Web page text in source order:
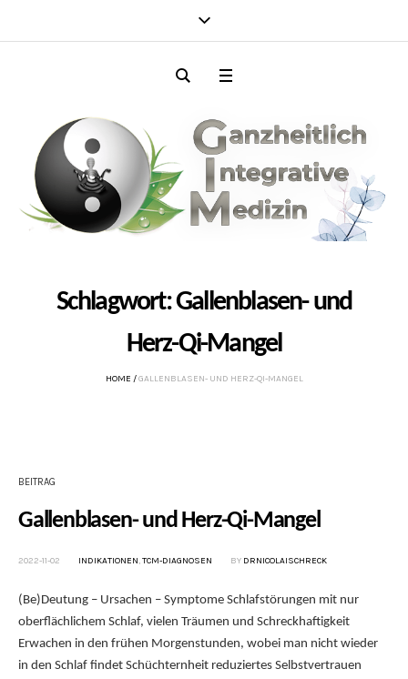
Schlagwort:Gallenblasen- und
Herz-Qi-Mangel
HOME /GALLENBLASEN- UND HERZ-QI-MANGEL
BEITRAG
Gallenblasen- und Herz-Qi-Mangel
2022-11-02 INDIKATIONEN,TCM-DIAGNOSEN BY DRNICOLAISCHRECK
(Be)Deutung – Ursachen – Symptome Schlafstörungen mit nur
oberflächlichem Schlaf, vielen Träumen und Schreckhaftigkeit
Erwachen in den frühen Morgenstunden, wobei man nicht wieder
in den Schlaf findet Schüchternheit reduziertes Selbstvertrauen